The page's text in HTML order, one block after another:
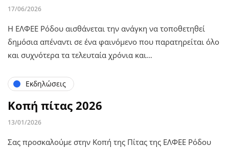
17/06/2026
Η ΕΛΦΕΕ Ρόδου αισθάνεται την ανάγκη να τοποθετηθεί
δημόσια απέναντι σε ένα φαινόμενο που παρατηρείται όλο
και συχνότερα τα τελευταία χρόνια και…
Εκδηλώσεις
Κοπή πίτας 2026
13/01/2026
Σας προσκαλούμε στην Κοπή της Πίτας της ΕΛΦΕΕ Ρόδου